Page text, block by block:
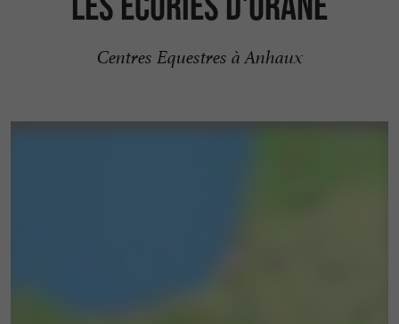
Centres Equestres à Anhaux